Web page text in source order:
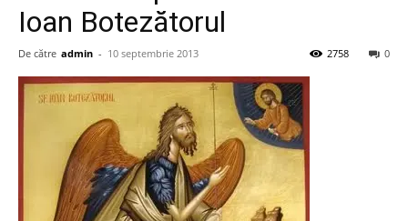
Ioan Botezătorul
De către admin - 10 septembrie 2013 0
2758